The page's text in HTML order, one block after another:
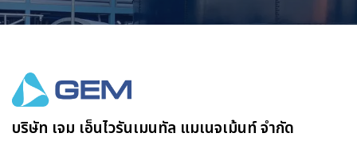
บริษัท เจม เอ็นไวรันเมนทัล แมเนจเม้นท์ จำกัด